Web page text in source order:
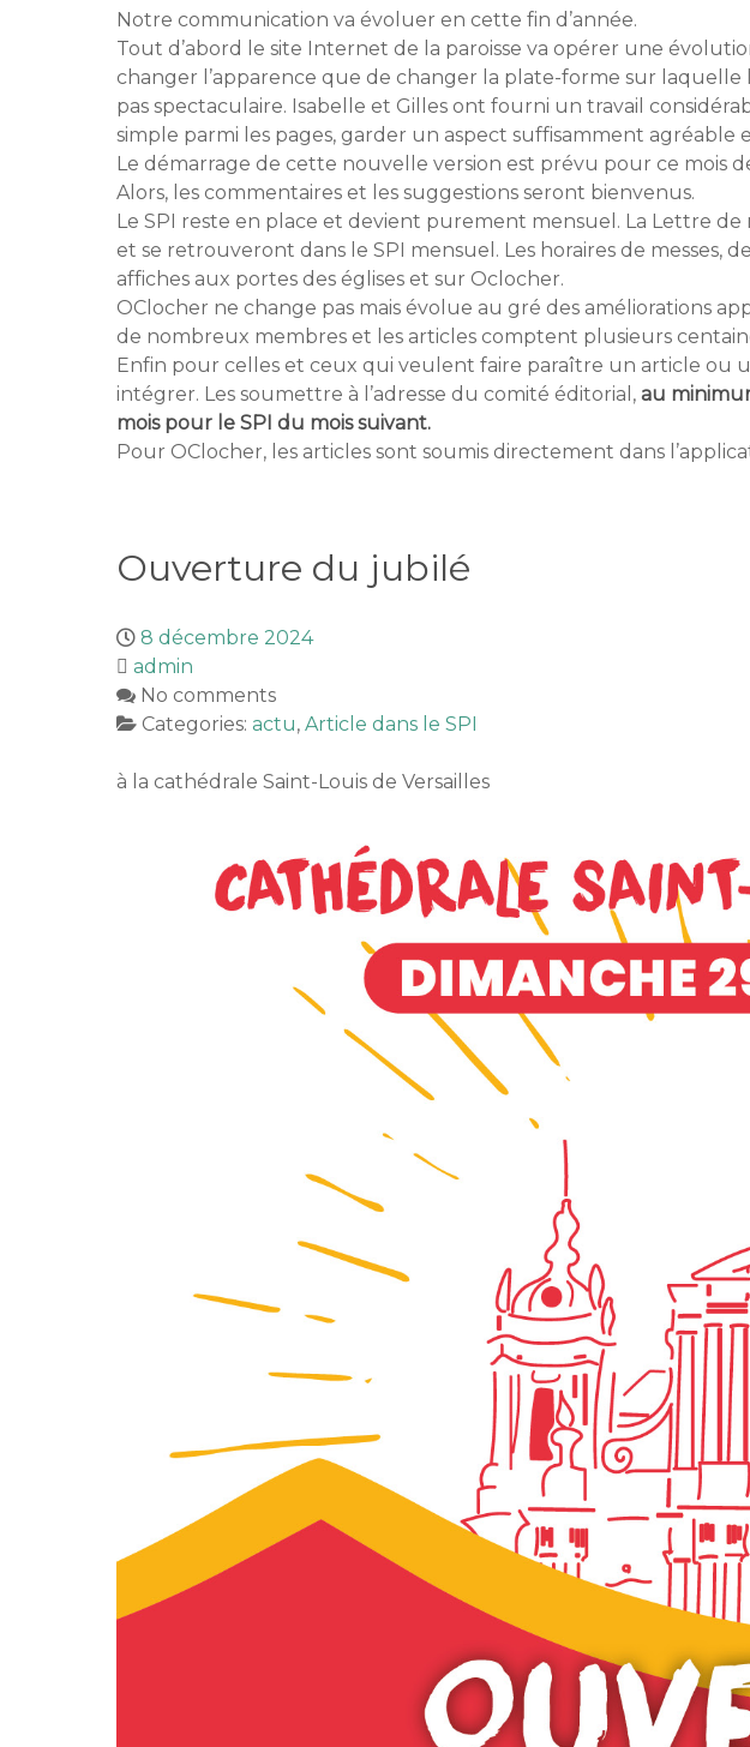
Notre communication va évoluer en cette fin d’année.
Tout d’abord le site Internet de la paroisse va opérer une
changer l’apparence que de changer la plate-forme sur laquelle
pas spectaculaire. Isabelle et Gilles ont fourni un travail
simple parmi les pages, garder un aspect suffisamment
Le démarrage de cette nouvelle version est prévu pour ce mois
Alors, les commentaires et les suggestions seront bienvenus.
Le SPI reste en place et devient purement mensuel. La Lettre
et se retrouveront dans le SPI mensuel. Les horaires de messes,
affiches aux portes des églises et sur Oclocher.
OClocher ne change pas mais évolue au gré des améliorations
de nombreux membres et les articles comptent plusieurs
Enfin pour celles et ceux qui veulent faire paraître un article ou
intégrer. Les soumettre à l’adresse du comité éditorial, au
mois pour le SPI du mois suivant.
Pour OClocher, les articles sont soumis directement dans
Ouverture du jubilé
8 décembre 2024
admin
No comments
Categories: actu, Article dans le SPI
à la cathédrale Saint-Louis de Versailles